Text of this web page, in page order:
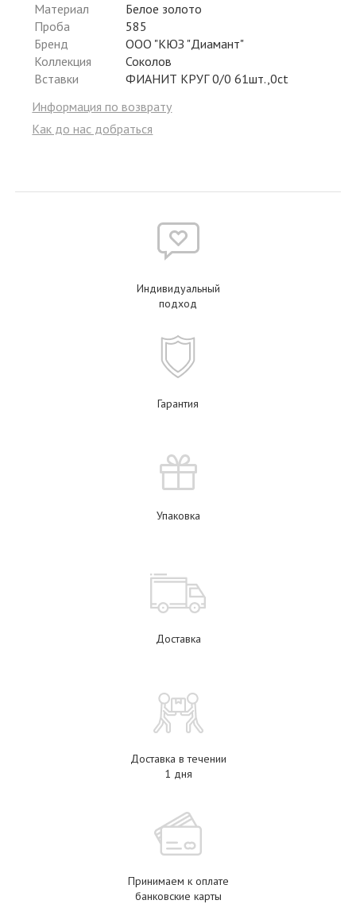
Материал
Белое золото
Проба
585
Бренд
ООО "КЮЗ "Диамант"
Коллекция
Соколов
Вставки
ФИАНИТ КРУГ 0/0 61шт.,0ct
Информация по возврату
Как до нас добраться
Индивидуальный
подход
Гарантия
Упаковка
Доставка
Доставка в течении
1 дня
Принимаем к оплате
банковские карты